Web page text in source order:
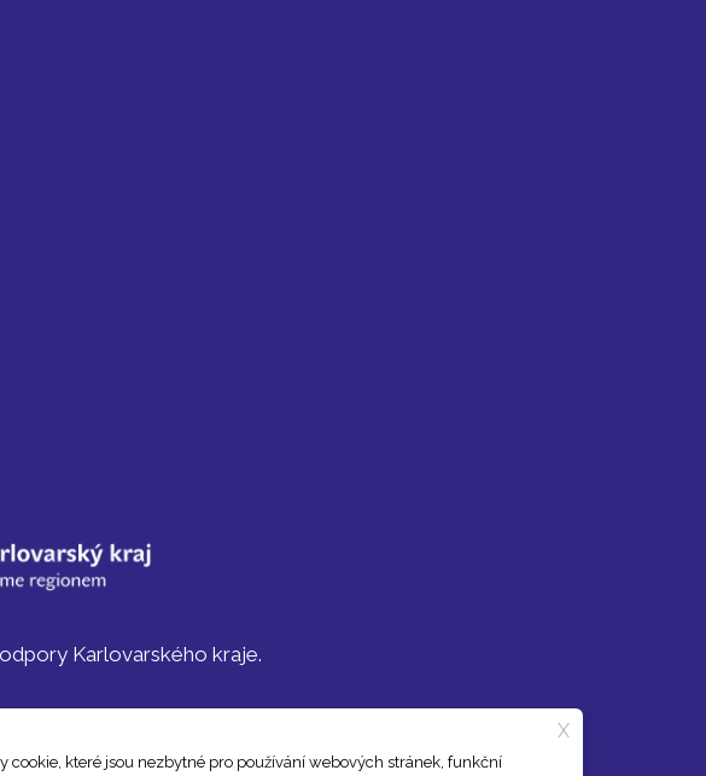
Karlovarského kraje.
X
které jsou nezbytné pro používání webových stránek, funkční